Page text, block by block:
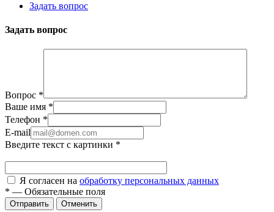
Задать вопрос
Задать вопрос
Вопрос *
Ваше имя *
Телефон *
E-mail
Введите текст с картинки *
Я согласен на обработку персональных данных
* — Обязательные поля
Отправить Отменить